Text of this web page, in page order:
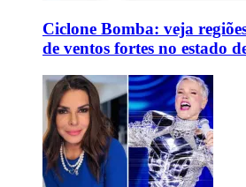
Ciclone Bomba: veja
de ventos fortes no estado